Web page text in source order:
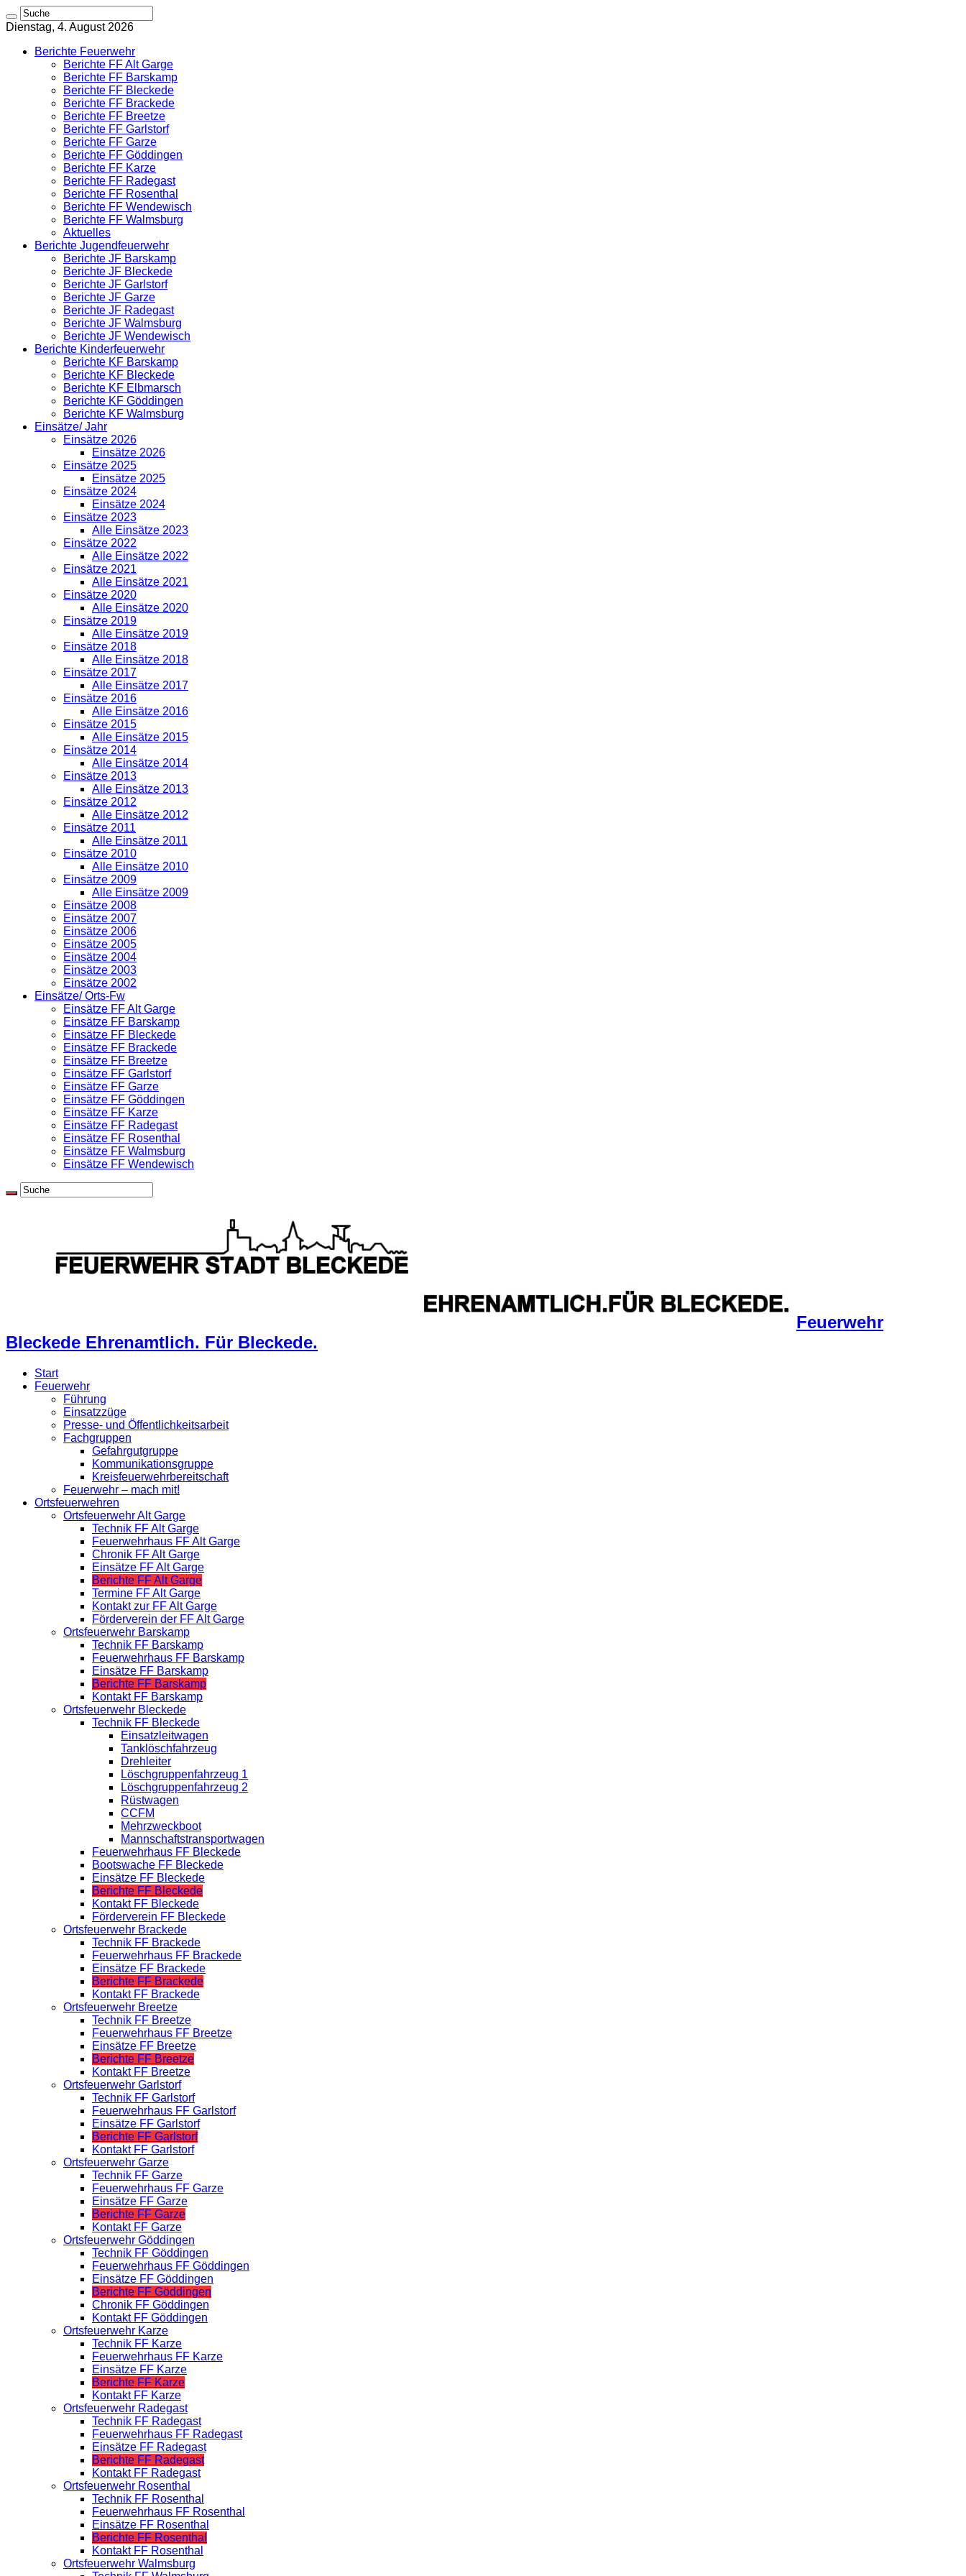
Dienstag, 4. August 2026
Berichte Feuerwehr
Berichte FF Alt Garge
Berichte FF Barskamp
Berichte FF Bleckede
Berichte FF Brackede
Berichte FF Breetze
Berichte FF Garlstorf
Berichte FF Garze
Berichte FF Göddingen
Berichte FF Karze
Berichte FF Radegast
Berichte FF Rosenthal
Berichte FF Wendewisch
Berichte FF Walmsburg
Aktuelles
Berichte Jugendfeuerwehr
Berichte JF Barskamp
Berichte JF Bleckede
Berichte JF Garlstorf
Berichte JF Garze
Berichte JF Radegast
Berichte JF Walmsburg
Berichte JF Wendewisch
Berichte Kinderfeuerwehr
Berichte KF Barskamp
Berichte KF Bleckede
Berichte KF Elbmarsch
Berichte KF Göddingen
Berichte KF Walmsburg
Einsätze/ Jahr
Einsätze 2026
Einsätze 2026
Einsätze 2025
Einsätze 2025
Einsätze 2024
Einsätze 2024
Einsätze 2023
Alle Einsätze 2023
Einsätze 2022
Alle Einsätze 2022
Einsätze 2021
Alle Einsätze 2021
Einsätze 2020
Alle Einsätze 2020
Einsätze 2019
Alle Einsätze 2019
Einsätze 2018
Alle Einsätze 2018
Einsätze 2017
Alle Einsätze 2017
Einsätze 2016
Alle Einsätze 2016
Einsätze 2015
Alle Einsätze 2015
Einsätze 2014
Alle Einsätze 2014
Einsätze 2013
Alle Einsätze 2013
Einsätze 2012
Alle Einsätze 2012
Einsätze 2011
Alle Einsätze 2011
Einsätze 2010
Alle Einsätze 2010
Einsätze 2009
Alle Einsätze 2009
Einsätze 2008
Einsätze 2007
Einsätze 2006
Einsätze 2005
Einsätze 2004
Einsätze 2003
Einsätze 2002
Einsätze/ Orts-Fw
Einsätze FF Alt Garge
Einsätze FF Barskamp
Einsätze FF Bleckede
Einsätze FF Brackede
Einsätze FF Breetze
Einsätze FF Garlstorf
Einsätze FF Garze
Einsätze FF Göddingen
Einsätze FF Karze
Einsätze FF Radegast
Einsätze FF Rosenthal
Einsätze FF Walmsburg
Einsätze FF Wendewisch
Feuerwehr
Bleckede Ehrenamtlich. Für Bleckede.
Start
Feuerwehr
Führung
Einsatzzüge
Presse- und Öffentlichkeitsarbeit
Fachgruppen
Gefahrgutgruppe
Kommunikationsgruppe
Kreisfeuerwehrbereitschaft
Feuerwehr – mach mit!
Ortsfeuerwehren
Ortsfeuerwehr Alt Garge
Technik FF Alt Garge
Feuerwehrhaus FF Alt Garge
Chronik FF Alt Garge
Einsätze FF Alt Garge
Berichte FF Alt Garge
Termine FF Alt Garge
Kontakt zur FF Alt Garge
Förderverein der FF Alt Garge
Ortsfeuerwehr Barskamp
Technik FF Barskamp
Feuerwehrhaus FF Barskamp
Einsätze FF Barskamp
Berichte FF Barskamp
Kontakt FF Barskamp
Ortsfeuerwehr Bleckede
Technik FF Bleckede
Einsatzleitwagen
Tanklöschfahrzeug
Drehleiter
Löschgruppenfahrzeug 1
Löschgruppenfahrzeug 2
Rüstwagen
CCFM
Mehrzweckboot
Mannschaftstransportwagen
Feuerwehrhaus FF Bleckede
Bootswache FF Bleckede
Einsätze FF Bleckede
Berichte FF Bleckede
Kontakt FF Bleckede
Förderverein FF Bleckede
Ortsfeuerwehr Brackede
Technik FF Brackede
Feuerwehrhaus FF Brackede
Einsätze FF Brackede
Berichte FF Brackede
Kontakt FF Brackede
Ortsfeuerwehr Breetze
Technik FF Breetze
Feuerwehrhaus FF Breetze
Einsätze FF Breetze
Berichte FF Breetze
Kontakt FF Breetze
Ortsfeuerwehr Garlstorf
Technik FF Garlstorf
Feuerwehrhaus FF Garlstorf
Einsätze FF Garlstorf
Berichte FF Garlstorf
Kontakt FF Garlstorf
Ortsfeuerwehr Garze
Technik FF Garze
Feuerwehrhaus FF Garze
Einsätze FF Garze
Berichte FF Garze
Kontakt FF Garze
Ortsfeuerwehr Göddingen
Technik FF Göddingen
Feuerwehrhaus FF Göddingen
Einsätze FF Göddingen
Berichte FF Göddingen
Chronik FF Göddingen
Kontakt FF Göddingen
Ortsfeuerwehr Karze
Technik FF Karze
Feuerwehrhaus FF Karze
Einsätze FF Karze
Berichte FF Karze
Kontakt FF Karze
Ortsfeuerwehr Radegast
Technik FF Radegast
Feuerwehrhaus FF Radegast
Einsätze FF Radegast
Berichte FF Radegast
Kontakt FF Radegast
Ortsfeuerwehr Rosenthal
Technik FF Rosenthal
Feuerwehrhaus FF Rosenthal
Einsätze FF Rosenthal
Berichte FF Rosenthal
Kontakt FF Rosenthal
Ortsfeuerwehr Walmsburg